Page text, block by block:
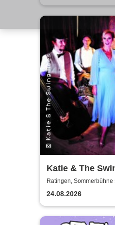
Katie & The
Ratingen, Sommerbühne
24.08.2026